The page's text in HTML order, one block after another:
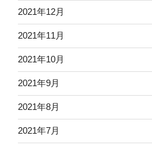
2021年12月
2021年11月
2021年10月
2021年9月
2021年8月
2021年7月